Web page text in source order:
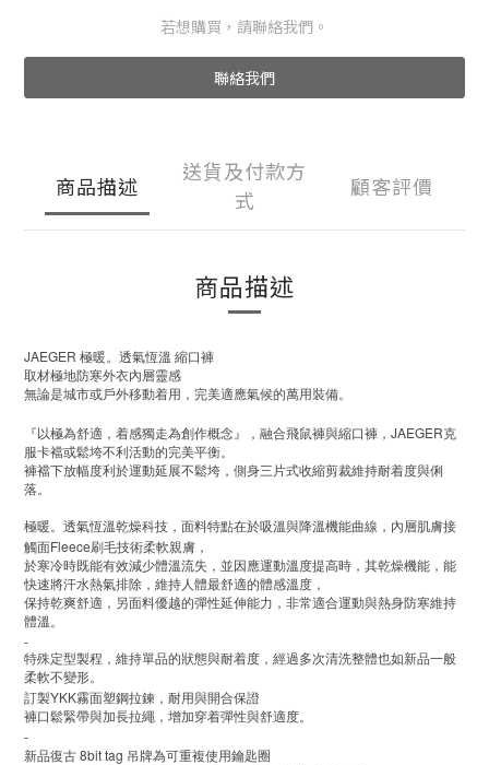
若想購買，請聯絡我們。
聯絡我們
商品描述
送貨及付款方
式
顧客評價
商品描述
JAEGER 極暖。透氣恆溫 縮口褲
取材極地防寒外衣內層靈感
無論是城市或戶外移動着用，完美適應氣候的萬用裝備。
『以極為舒適，着感獨走為創作概念』，融合飛鼠褲與縮口褲， JAEGER克
服卡襠或鬆垮不利活動的完美平衡。
褲襠下放幅度利於運動延展不鬆垮，側身三片式收縮剪裁維持耐着度與俐
落。
極暖。透氣恆溫乾燥科技，面料特點在於吸溫與降溫機能曲線，內層肌膚接
觸面Fleece刷毛技術柔軟親膚，
於寒冷時既能有效減少體溫流失，並因應運動溫度提高時，其乾燥機能，能
快速將汗水熱氣排除，維持人體最舒適的體感溫度，
保持乾爽舒適，另面料優越的彈性延伸能力，非常適合運動與熱身防寒維持
體溫。
-
特殊定型製程，維持單品的狀態與耐着度，經過多次清洗整體也如新品一般
柔軟不變形。
訂製YKK霧面塑鋼拉鍊，耐用與開合保證
褲口鬆緊帶與加長拉繩，增加穿着彈性與舒適度。
-
新品復古 8bit tag 吊牌為可重複使用鑰匙圈